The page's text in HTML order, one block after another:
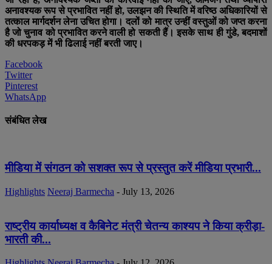
अनावश्यक रूप से प्रभावित नहीं हो, उलझन की स्थिति में वरिष्ठ अधिकारियों से
तत्काल मार्गदर्शन लेना उचित होगा। दलों को मात्र उन्हीं वस्तुओं को जप्त करना
है जो चुनाव को प्रभावित करने वाली हो सकती हैं। इसके साथ ही गुंडे, बदमाशों
की धरपकड़ में भी ढिलाई नहीं बरती जाए।
Facebook
Twitter
Pinterest
WhatsApp
संबंधित लेख
मीडिया में संगठन को सशक्त रूप से प्रस्तुत करें मीडिया प्रभारी...
Highlights Neeraj Barmecha - July 13, 2026
राष्ट्रीय कार्याध्यक्ष व कैबिनेट मंत्री चेतन्य काश्यप ने किया क्रीड़ा-
भारती की...